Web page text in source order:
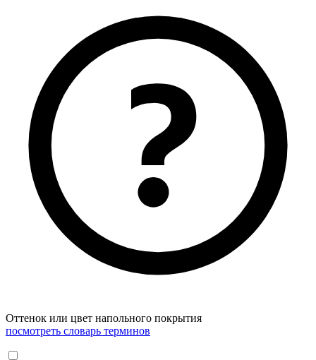
Оттенок или цвет напольного покрытия
посмотреть словарь терминов